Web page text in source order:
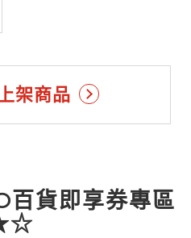
架商品
貨即享券專區